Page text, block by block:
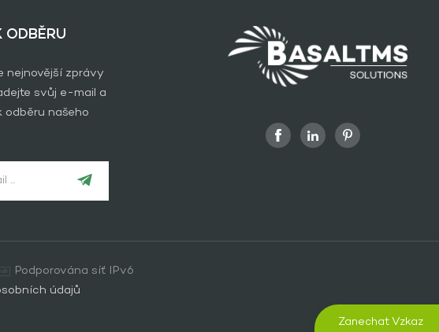
nejnovější zprávy
svůj e-mail a
odběru našeho
Podporována síť IPv6
údajů
Zanechat Vzkaz